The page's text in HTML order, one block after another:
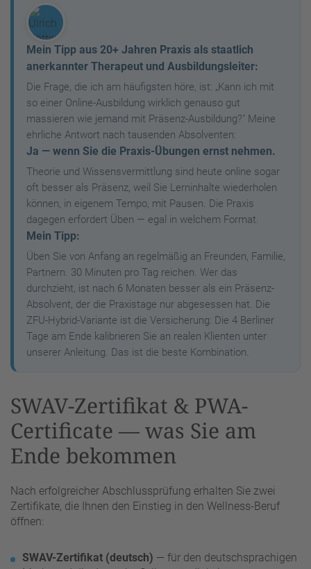
Mein Tipp aus 20+ Jahren Praxis als staatlich
anerkannter Therapeut und Ausbildungsleiter:
Die Frage, die ich am häufigsten höre, ist: „Kann ich mit
so einer Online-Ausbildung wirklich genauso gut
massieren wie jemand mit Präsenz-Ausbildung?" Meine
ehrliche Antwort nach tausenden Absolventen:
Ja — wenn Sie die Praxis-Übungen ernst nehmen.
Theorie und Wissensvermittlung sind heute online sogar
oft besser als Präsenz, weil Sie Lerninhalte wiederholen
können, in eigenem Tempo, mit Pausen. Die Praxis
dagegen erfordert Üben — egal in welchem Format.
Mein Tipp:
Üben Sie von Anfang an regelmäßig an Freunden, Familie,
Partnern. 30 Minuten pro Tag reichen. Wer das
durchzieht, ist nach 6 Monaten besser als ein Präsenz-
Absolvent, der die Praxistage nur abgesessen hat. Die
ZFU-Hybrid-Variante ist die Versicherung: Die 4 Berliner
Tage am Ende kalibrieren Sie an realen Klienten unter
unserer Anleitung. Das ist die beste Kombination.
SWAV-Zertifikat & PWA-
Certificate — was Sie am
Ende bekommen
Nach erfolgreicher Abschlussprüfung erhalten Sie zwei
Zertifikate, die Ihnen den Einstieg in den Wellness-Beruf
öffnen:
SWAV-Zertifikat (deutsch) — für den deutschsprachigen